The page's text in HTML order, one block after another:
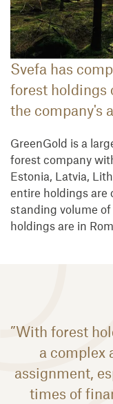
Svefa has
forest holdings
the company's
GreenGold is a
forest company
Estonia, Latvia,
entire holdings are
standing volume
holdings are in
”With forest
a complex
assignment,
times of